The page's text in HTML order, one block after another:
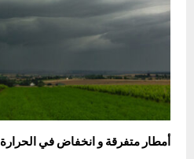
أمطار متفرقة و انخفاض في الحرارة